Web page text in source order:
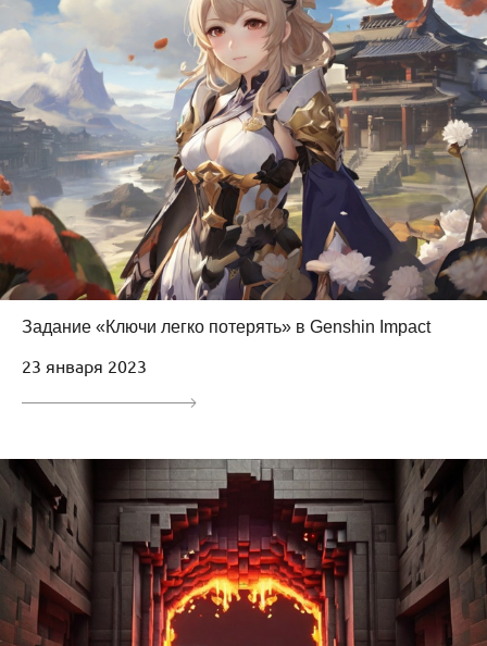
Задание «Ключи легко потерять» в Genshin Impact
23 января 2023